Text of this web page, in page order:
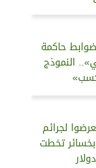
حاكمة
النموذج
لجرائم
بخسائر تخطت